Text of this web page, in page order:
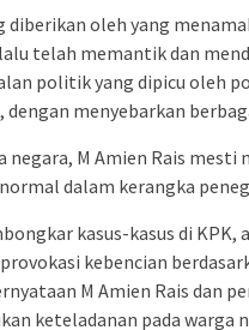
diberikan oleh yang
telah memantik dan
politik yang dipicu oleh
dengan menyebarkan
negara, M Amien Rais
dalam kerangka
kasus-kasus di
kebencian
M Amien Rais dan
keteladanan pada warga